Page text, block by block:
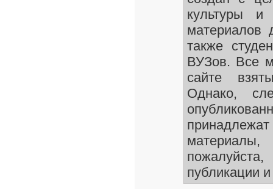
культуры и
материалов
также
ВУЗов. Все
сайте
Однако,
публикации